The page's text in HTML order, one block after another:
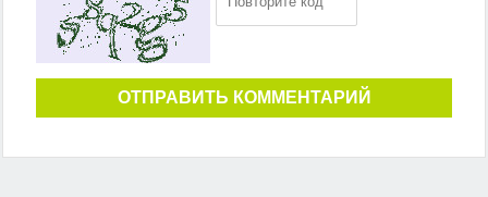
ОТПРАВИТЬ КОММЕНТАРИЙ